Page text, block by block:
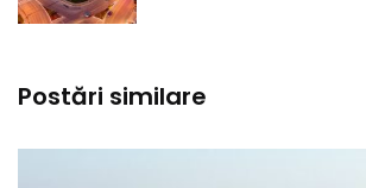
Postări similare